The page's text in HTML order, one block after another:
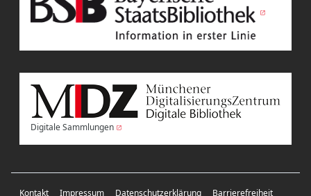
Digitale Sammlungen
Kontakt Impressum Datenschutzerklärung Barrierefreiheit